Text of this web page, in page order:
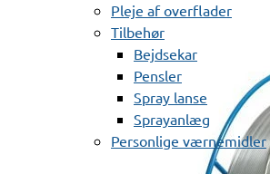
Pleje af overflader
Tilbehør
Bejdsekar
Pensler
Spray lanse
Sprayanlæg
Personlige værnemidler